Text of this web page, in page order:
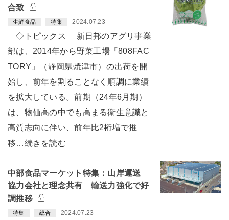
合致
生鮮食品 特集 2024.07.23
◇トピックス 新日邦のアグリ事業
部は、2014年から野菜工場「808FAC
TORY」（静岡県焼津市）の出荷を開
始し、前年を割ることなく順調に業績
を拡大している。前期（24年6月期）
は、物価高の中でも高まる衛生意識と
高質志向に伴い、前年比2桁増で推
移…続きを読む
中部食品マーケット特集：山岸運送
協力会社と理念共有 輸送力強化で好
調推移
特集 総合 2024.07.23